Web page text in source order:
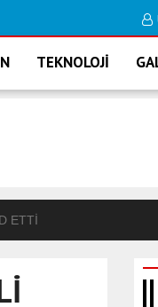
DİDİM DOĞALGAZA
TEKNOLOJİ
ETTİ